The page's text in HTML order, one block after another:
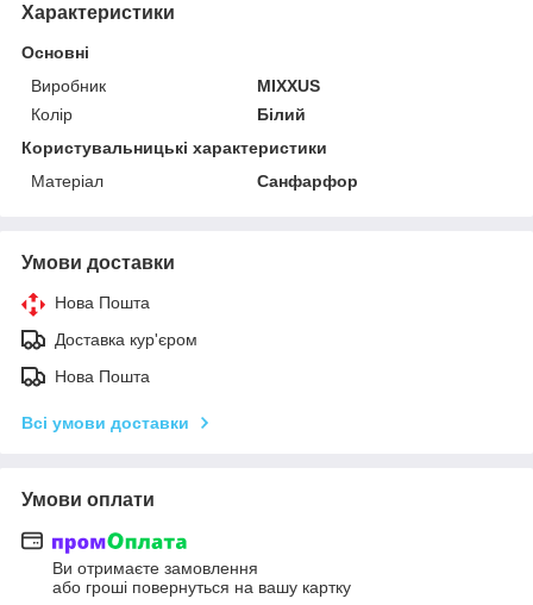
Характеристики
Основні
Виробник
MIXXUS
Колір
Білий
Користувальницькі характеристики
Матеріал
Санфарфор
Умови доставки
Нова Пошта
Доставка кур'єром
Нова Пошта
Всі умови доставки
Умови оплати
Ви отримаєте замовлення
або гроші повернуться на вашу картку